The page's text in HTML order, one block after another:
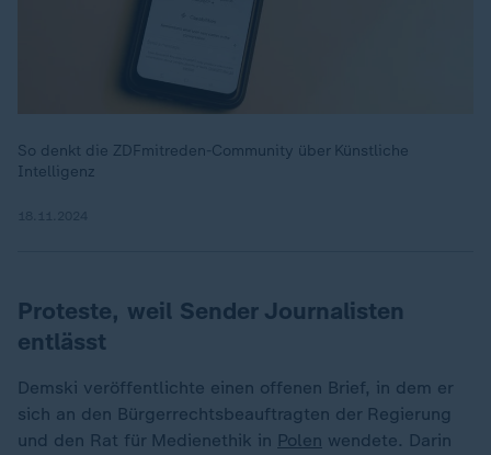
So denkt die ZDFmitreden-Community über Künstliche
Intelligenz
Proteste, weil Sender Journalisten
entlässt
Demski veröffentlichte einen offenen Brief, in dem er
sich an den Bürgerrechtsbeauftragten der Regierung
und den Rat für Medienethik in Polen wendete. Darin